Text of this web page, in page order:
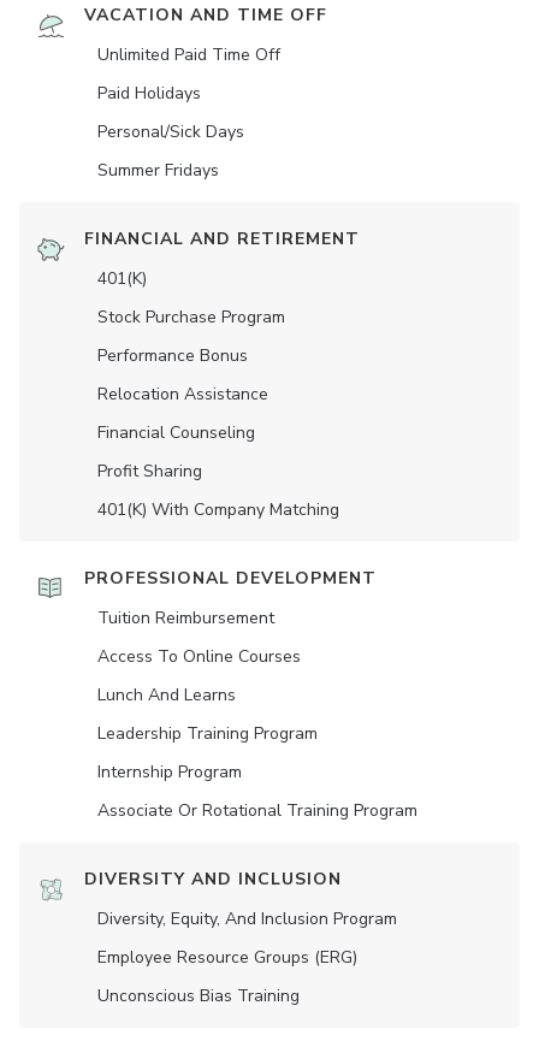
VACATION AND TIME OFF
Unlimited Paid Time Off
Paid Holidays
Personal/Sick Days
Summer Fridays
FINANCIAL AND RETIREMENT
401(K)
Stock Purchase Program
Performance Bonus
Relocation Assistance
Financial Counseling
Profit Sharing
401(K) With Company Matching
PROFESSIONAL DEVELOPMENT
Tuition Reimbursement
Access To Online Courses
Lunch And Learns
Leadership Training Program
Internship Program
Associate Or Rotational Training Program
DIVERSITY AND INCLUSION
Diversity, Equity, And Inclusion Program
Employee Resource Groups (ERG)
Unconscious Bias Training